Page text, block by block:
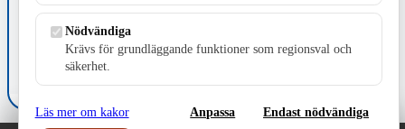
E-post: redaktionen@skillingaryd.nu
Postadress: Gisslaköp 1, 568 92 Skillingaryd
Kakinställningar
Nödvändiga
Krävs för grundläggande funktioner som regionsval och
säkerhet.
Läs mer om kakor Anpassa Endast nödvändiga